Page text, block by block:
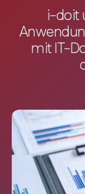
i-doit
mit IT-